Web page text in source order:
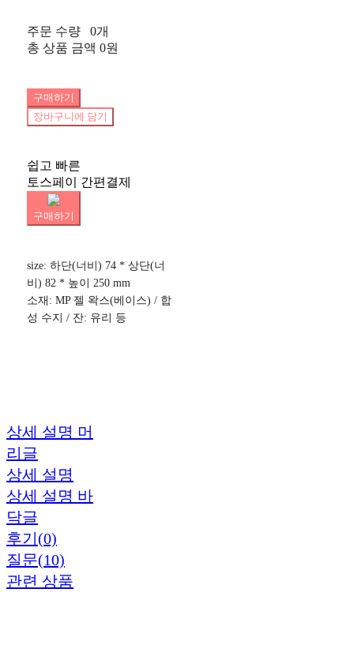
주문 수량
0개
총 상품 금액 0원
구매하기
장바구니에 담기
쉽고 빠른
토스페이 간편결제
구매하기
size: 하단(너비) 74 * 상단(너
비) 82 * 높이 250 mm
소재: MP 젤 왁스(베이스) / 합
성 수지 / 잔: 유리 등
상세 설명 머
리글
상세 설명
상세 설명 바
닥글
후기(0)
질문(10)
관련 상품